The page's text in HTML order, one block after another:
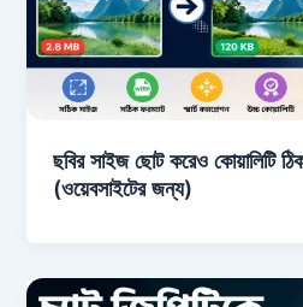
ছবির সাইজ ছোট করেও কোয়ালিটি
(ওয়েবসাইটের জন্য)